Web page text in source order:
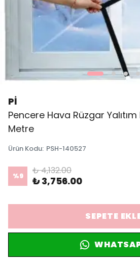
Pİ
Pencere Hava Rüzgar Yalıtım
Metre
Ürün Kodu: PSH-140527
%9 ₺ 4,132.00
₺ 3,756.00
SEPETE